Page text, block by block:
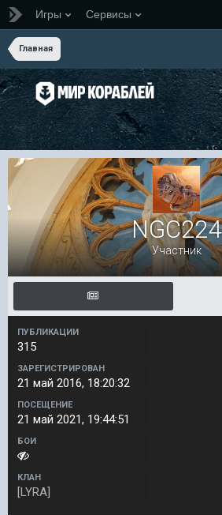
Игры Сервисы
Главная
NGC224
Участник
ПУБЛИКАЦИИ
315
ЗАРЕГИСТРИРОВАН
21 май 2016, 18:20:32
ПОСЕЩЕНИЕ
21 май 2021, 19:44:51
БОИ
КЛАН
[LYRA]